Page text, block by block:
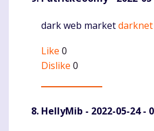
Komentaras
dark web market
Like 0
Dislike 0
HellyMib - 2022-05-24 -